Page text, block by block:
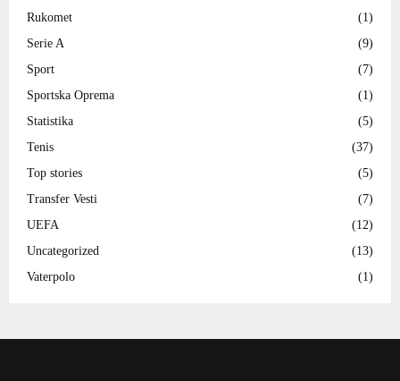
Rukomet
(1)
Serie A
(9)
Sport
(7)
Sportska Oprema
(1)
Statistika
(5)
Tenis
(37)
Top stories
(5)
Transfer Vesti
(7)
UEFA
(12)
Uncategorized
(13)
Vaterpolo
(1)